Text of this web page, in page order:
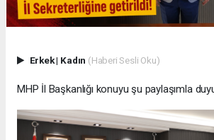
Erkek| Kadın (Haberi Sesli Oku)
MHP İl Başkanlığı konuyu şu paylaşımla